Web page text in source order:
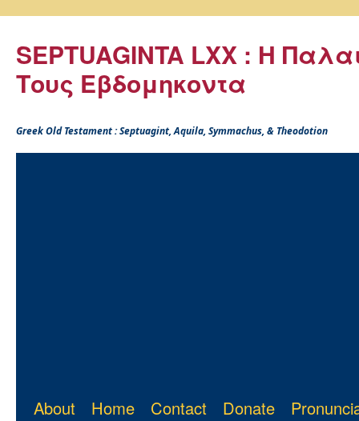
SEPTUAGINTA LXX : Η
Τους Εβδομηκοντα
Greek Old Testament : Septuagint, Aquila, Symmachus, & Theodotion
About Home Contact Donate